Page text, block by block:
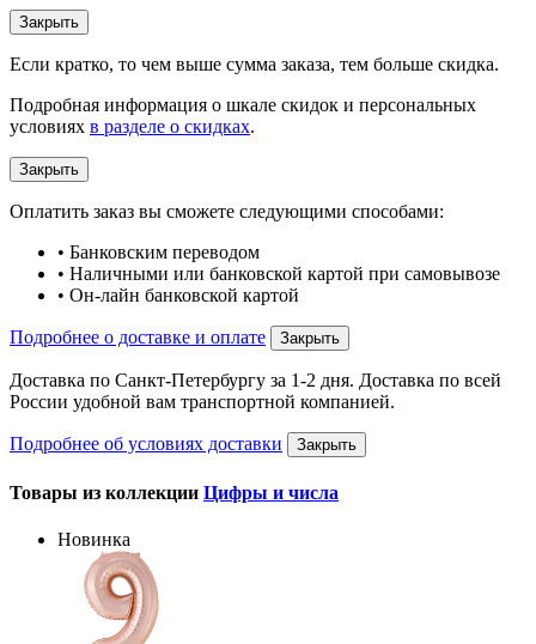
Закрыть
Если кратко, то чем выше сумма заказа, тем больше скидка.
Подробная информация о шкале скидок и персональных
условиях в разделе о скидках.
Закрыть
Оплатить заказ вы сможете следующими способами:
• Банковским переводом
• Наличными или банковской картой при самовывозе
• Он-лайн банковской картой
Подробнее о доставке и оплате Закрыть
Доставка по Санкт-Петербургу за 1-2 дня. Доставка по всей
России удобной вам транспортной компанией.
Подробнее об условиях доставки Закрыть
Товары из коллекции Цифры и числа
Новинка